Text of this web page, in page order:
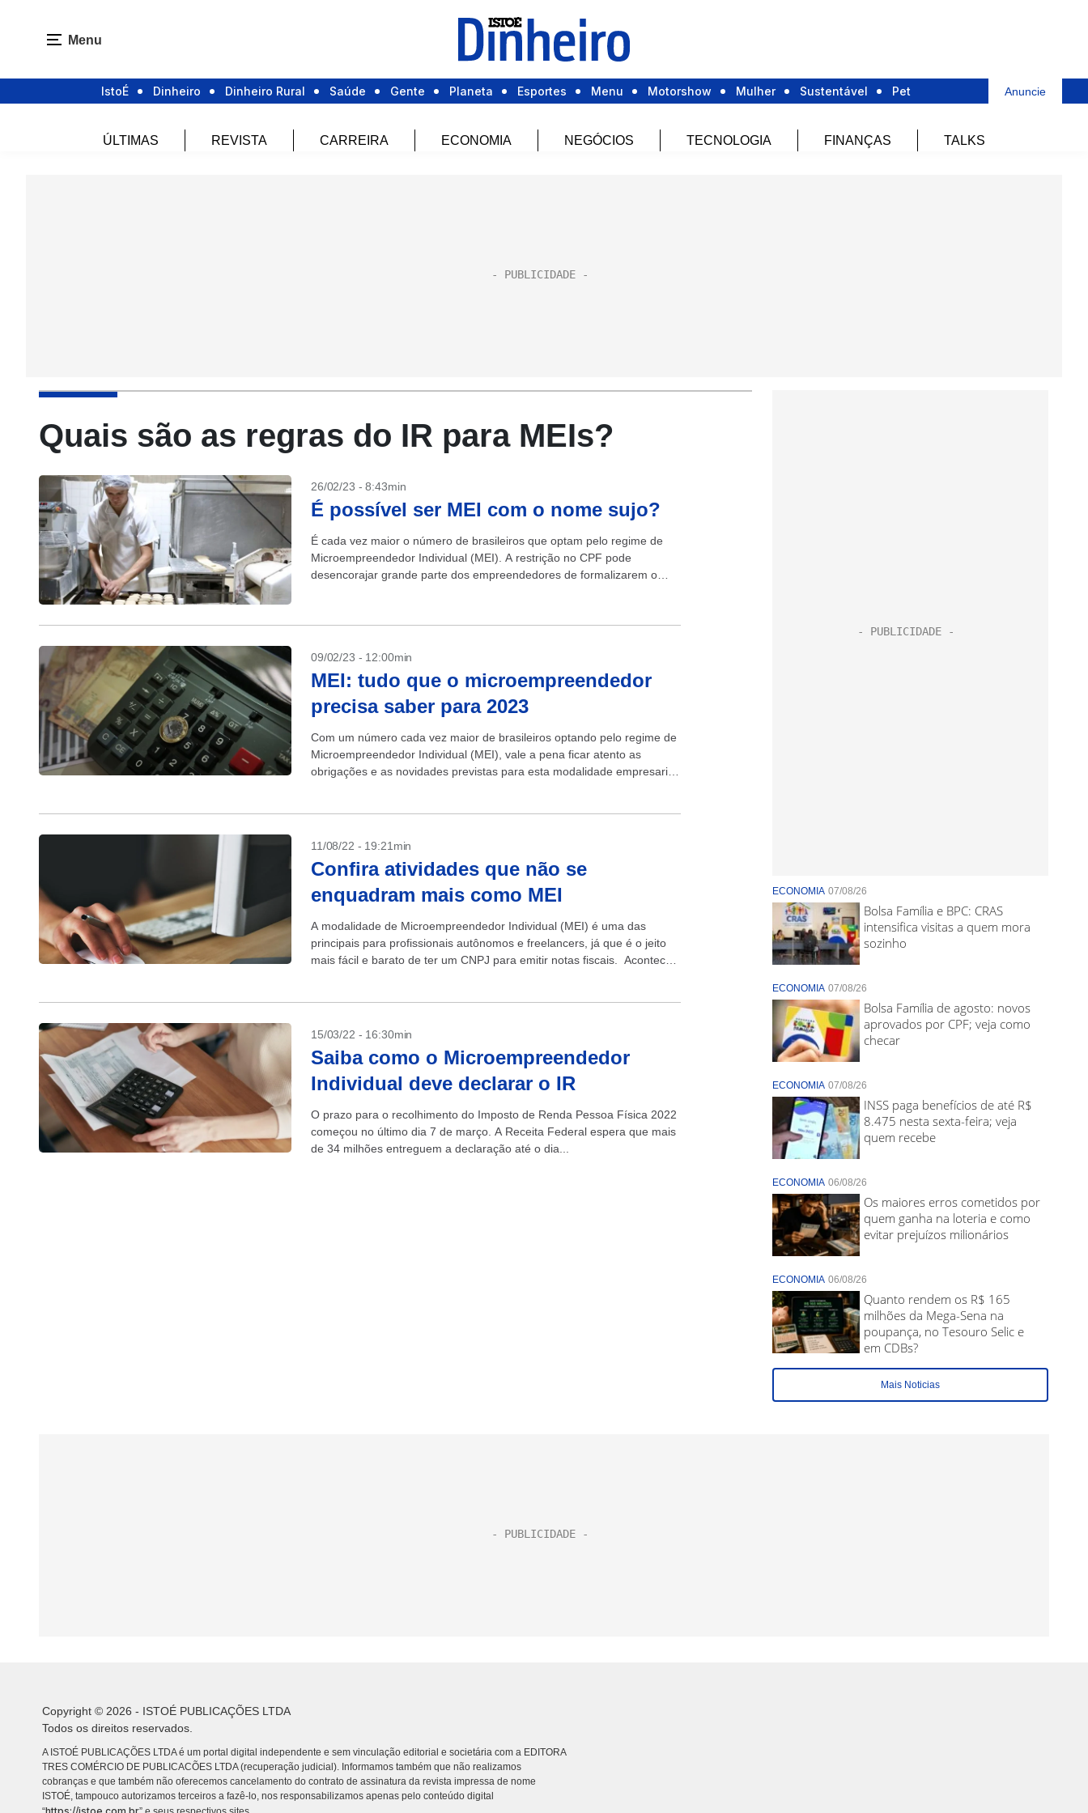
Menu
IstoÉ Dinheiro Dinheiro Rural Saúde Gente Planeta Esportes Menu Motorshow Mulher Sustentável Pet Anuncie
ÚLTIMAS REVISTA CARREIRA ECONOMIA NEGÓCIOS TECNOLOGIA FINANÇAS TALKS
Quais são as regras do IR para MEIs?
26/02/23 - 8:43min
É possível ser MEI com o nome sujo?
É cada vez maior o número de brasileiros que optam pelo regime de
Microempreendedor Individual (MEI). A restrição no CPF pode
desencorajar grande parte dos empreendedores de formalizarem o
09/02/23 - 12:00min
MEI: tudo que o microempreendedor
precisa saber para 2023
Com um número cada vez maior de brasileiros optando pelo regime de
Microempreendedor Individual (MEI), vale a pena ficar atento as
obrigações e as novidades previstas para esta modalidade empresarial
11/08/22 - 19:21min
Confira atividades que não se
enquadram mais como MEI
A modalidade de Microempreendedor Individual (MEI) é uma das
principais para profissionais autônomos e freelancers, já que é o jeito
mais fácil e barato de ter um CNPJ para emitir notas fiscais. Acontece
15/03/22 - 16:30min
Saiba como o Microempreendedor
Individual deve declarar o IR
O prazo para o recolhimento do Imposto de Renda Pessoa Física 2022
começou no último dia 7 de março. A Receita Federal espera que mais
de 34 milhões entreguem a declaração até o dia...
ECONOMIA 07/08/26
Bolsa Família e BPC: CRAS
intensifica visitas a quem mora
sozinho
ECONOMIA 07/08/26
Bolsa Família de agosto: novos
aprovados por CPF; veja como
checar
ECONOMIA 07/08/26
INSS paga benefícios de até R$
8.475 nesta sexta-feira; veja
quem recebe
ECONOMIA 06/08/26
Os maiores erros cometidos por
quem ganha na loteria e como
evitar prejuízos milionários
ECONOMIA 06/08/26
Quanto rendem os R$ 165
milhões da Mega-Sena na
poupança, no Tesouro Selic e
em CDBs?
Mais Noticias
Copyright © 2026 - ISTOÉ PUBLICAÇÕES LTDA
Todos os direitos reservados.
A ISTOÉ PUBLICAÇÕES LTDA é um portal digital independente e sem vinculação editorial e societária com a EDITORA
TRES COMÉRCIO DE PUBLICACÕES LTDA (recuperação judicial). Informamos também que não realizamos
cobranças e que também não oferecemos cancelamento do contrato de assinatura da revista impressa de nome
ISTOÉ, tampouco autorizamos terceiros a fazê-lo, nos responsabilizamos apenas pelo conteúdo digital